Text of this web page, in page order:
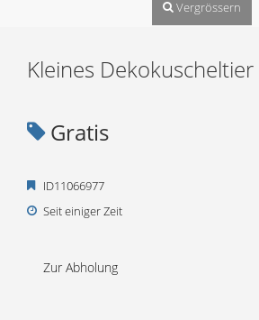
Vergrössern
Kleines
Gratis
ID11066977
Seit einiger Zeit
Zur Abholung